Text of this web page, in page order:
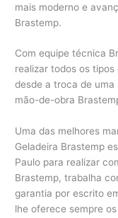
mais moderno e
Brastemp.
Com equipe técnica
realizar todos os
desde a troca de uma
mão-de-obra
Uma das melhores
Geladeira Brastemp
Paulo para realizar
Brastemp, trabalha
garantia por escrito
lhe oferece sempre